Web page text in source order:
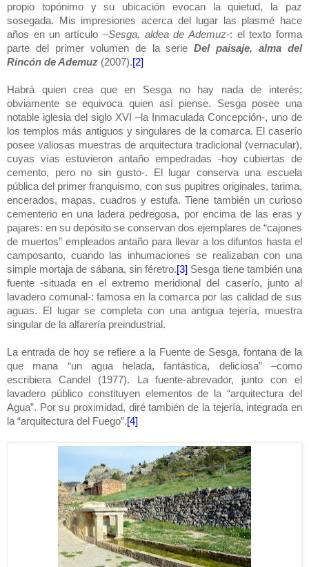
propio topónimo y su ubicación evocan la quietud, la paz
sosegada. Mis impresiones acerca del lugar las plasmé hace
años en un artículo –Sesga, aldea de Ademuz-: el texto forma
parte del primer volumen de la serieDel paisaje, alma del
Rincón de Ademuz (2007).[2]
Habrá quien crea que en Sesga no hay nada de interés;
obviamente se equivoca quien así piense. Sesga posee una
notable iglesia del siglo XVI –la Inmaculada Concepción-, uno de
los templos más antiguos y singulares de la comarca. El caserío
posee valiosas muestras de arquitectura tradicional (vernacular),
cuyas vías estuvieron antaño empedradas -hoy cubiertas de
cemento, pero no sin gusto-. El lugar conserva una escuela
pública del primer franquismo, con sus pupitres originales, tarima,
encerados, mapas, cuadros y estufa. Tiene también un curioso
cementerio en una ladera pedregosa, por encima de las eras y
pajares: en su depósito se conservan dos ejemplares de “cajones
de muertos” empleados antaño para llevar a los difuntos hasta el
camposanto, cuando las inhumaciones se realizaban con una
simple mortaja de sábana, sin féretro.[3] Sesga tiene también una
fuente -situada en el extremo meridional del caserío, junto al
lavadero comunal-: famosa en la comarca por las calidad de sus
aguas. El lugar se completa con una antigua tejería, muestra
singular de la alfarería preindustrial.
La entrada de hoy se refiere a la Fuente de Sesga, fontana de la
que mana “un agua helada, fantástica, deliciosa” –como
escribiera Candel (1977). La fuente-abrevador, junto con el
lavadero público constituyen elementos de la “arquitectura del
Agua”. Por su proximidad, diré también de la tejería, integrada en
la “arquitectura del Fuego”.[4]